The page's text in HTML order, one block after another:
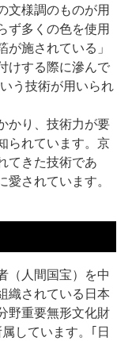
文様調のものが用
ず多くの色を使用
施されている」
けする際に滲んで
う技術が用いられ
かり、技術力が要
られています。京
てきた技術であ
されています。
（人間国宝）を中
織されている日本
野重要無形文化財
しています。｢日